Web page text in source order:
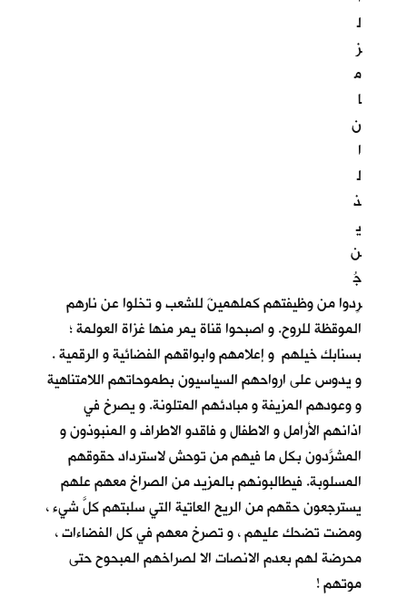
ل
ز
م
ا
ن
ا
ل
ذ
ي
ن
جُ
رِدوا من وظيفتهم كملهمينَ للشعب و تخلوا عن نارهم
الموقظة للروح. و اصبحوا قناة يمر منها غزاة العولمة ؛
بسنابك خيلهم و إعلامهم وابواقهم الفضائية و الرقمية .
و يدوس على ارواحهم السياسيون بطموحاتهم اللامتناهية
و وعودهم المزيفة و مبادئهم المتلونة. و يصرخ في
اذانهم الأرامل و الاطفال و فاقدو الاطراف و المنبوذون و
المشرَّدون بكل ما فيهم من توحش لاسترداد حقوقهم
المسلوبة. فيطالبونهم بالمزيد من الصراخ معهم علهم
يسترجعون حقهم من الريح العاتية التي سلبتهم كلَّ شيء ،
ومضت تضحك عليهم ، و تصرخ معهم في كل الفضاءات ،
محرضة لهم بعدم الانصات الا لصراخهم المبحوح حتى
موتهم !